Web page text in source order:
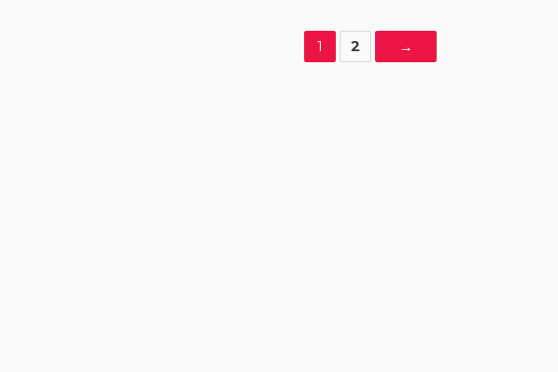
1 2 →